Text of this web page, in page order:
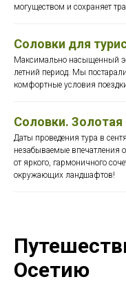
могуществом и сохраняет
Соловки для
Максимально насыщенный
летний период. Мы
комфортные условия
Соловки. Золотая
Даты проведения тура в
незабываемые впечатления
от яркого, гармоничного
окружающих ландшафтов!
Осетию